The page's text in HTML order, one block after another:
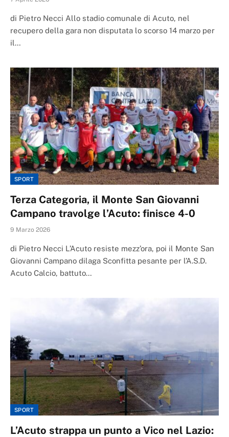
di Pietro Necci Allo stadio comunale di Acuto, nel
recupero della gara non disputata lo scorso 14 marzo per
il…
SPORT
Terza Categoria, il Monte San Giovanni
Campano travolge l’Acuto: finisce 4-0
9 Marzo 2026
di Pietro Necci L’Acuto resiste mezz’ora, poi il Monte San
Giovanni Campano dilaga Sconfitta pesante per l’A.S.D.
Acuto Calcio, battuto…
SPORT
L’Acuto strappa un punto a Vico nel Lazio: